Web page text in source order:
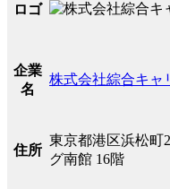
ロゴ
企業
名
株式会社綜合キャ
住所
東京都港区浜松町
グ南館 16階